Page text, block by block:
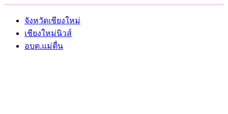
จังหวัดเชียงใหม่
เชียงใหม่นิวส์
อบต.แม่ตื่น